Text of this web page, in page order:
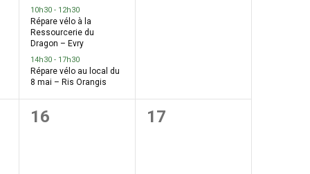
10h30- 12h30
Répare vélo à la
Ressourcerie du
Dragon – Evry
14h30- 17h30
Répare vélo au local du
8 mai – Ris Orangis
0
16
0
17